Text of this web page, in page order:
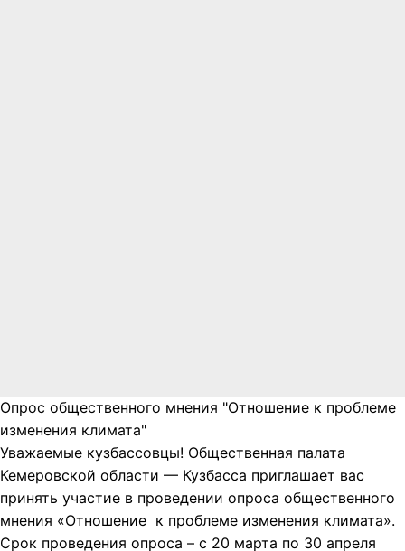
Опрос общественного мнения "Отношение к проблеме
изменения климата"
Уважаемые кузбассовцы! Общественная палата
Кемеровской области — Кузбасса приглашает вас
принять участие в проведении опроса общественного
мнения «Отношение к проблеме изменения климата».
Срок проведения опроса – с 20 марта по 30 апреля